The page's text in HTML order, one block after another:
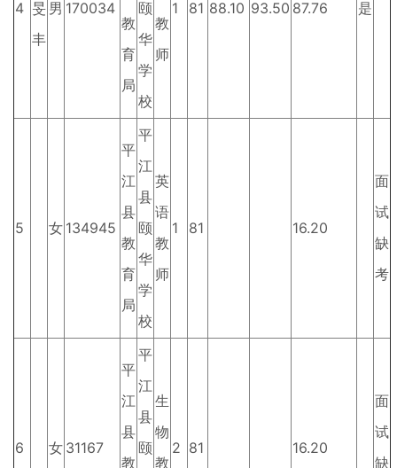
4 旻
丰
男 170034
教
育
局
颐
华
学
校
教
师
1 81 88.10 93.50 87.76 是
5 女 134945
平
江
县
教
育
局
平
江
县
颐
华
学
校
英
语
教
师
1 81 16.20
面
试
缺
考
6 女 31167
平
江
县
教
平
江
县
颐
生
物
教
2 81 16.20
面
试
缺